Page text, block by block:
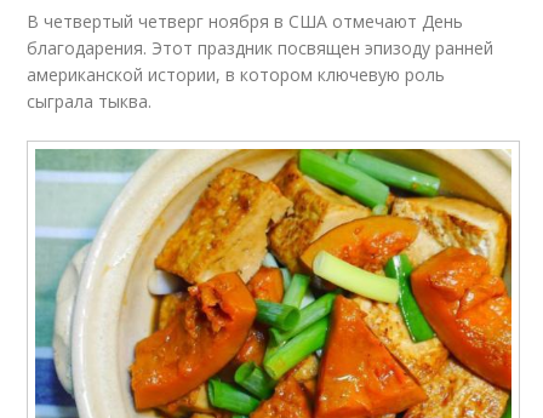
В четвертый четверг ноября в США отмечают День
благодарения. Этот праздник посвящен эпизоду ранней
американской истории, в котором ключевую роль
сыграла тыква.